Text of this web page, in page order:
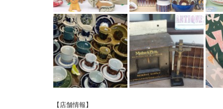
【店舗情報】